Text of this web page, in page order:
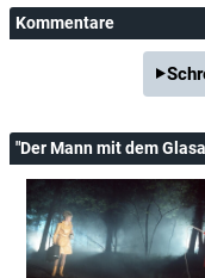
Kommentare
"Der Mann mit dem